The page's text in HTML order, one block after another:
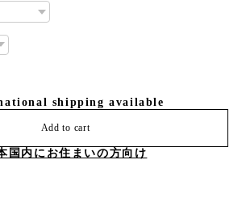
shipping available
Add to cart
国内にお住まいの方向け